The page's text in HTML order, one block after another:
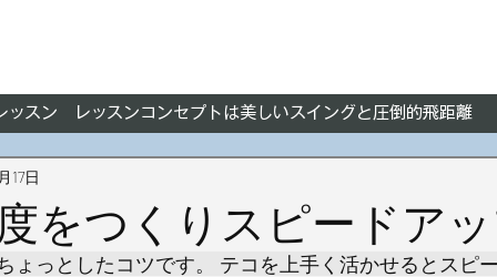
ッスン レッスンコンセプトは美しいスイングと圧倒的飛距離
をつくりスピードアッ
17日
ょっとしたコツです。 テコを上手く活かせるとスピ